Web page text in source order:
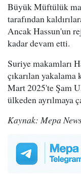
Büyük Müftülük
tarafından
Ancak Hassun'un
kadar devam etti.
Suriye makamları
çıkarılan yakalama
Mart 2025'te Şam
ülkeden ayrılmaya
Kaynak: Mepa